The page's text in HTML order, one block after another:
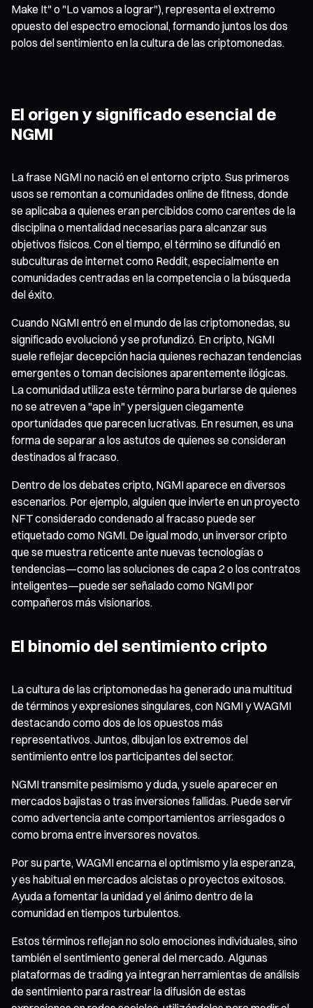
Make It" o "Lo vamos a lograr"), representa el extremo
opuesto del espectro emocional, formando juntos los dos
polos del sentimiento en la cultura de las criptomonedas.
El origen y significado esencial de
NGMI
La frase NGMI no nació en el entorno cripto. Sus primeros
usos se remontan a comunidades online de fitness, donde
se aplicaba a quienes eran percibidos como carentes de la
disciplina o mentalidad necesarias para alcanzar sus
objetivos físicos. Con el tiempo, el término se difundió en
subculturas de internet como Reddit, especialmente en
comunidades centradas en la competencia o la búsqueda
del éxito.
Cuando NGMI entró en el mundo de las criptomonedas, su
significado evolucionó y se profundizó. En cripto, NGMI
suele reflejar decepción hacia quienes rechazan tendencias
emergentes o toman decisiones aparentemente ilógicas.
La comunidad utiliza este término para burlarse de quienes
no se atreven a "ape in" y persiguen ciegamente
oportunidades que parecen lucrativas. En resumen, es una
forma de separar a los astutos de quienes se consideran
destinados al fracaso.
Dentro de los debates cripto, NGMI aparece en diversos
escenarios. Por ejemplo, alguien que invierte en un proyecto
NFT considerado condenado al fracaso puede ser
etiquetado como NGMI. De igual modo, un inversor cripto
que se muestra reticente ante nuevas tecnologías o
tendencias—como las soluciones de capa 2 o los contratos
inteligentes—puede ser señalado como NGMI por
compañeros más visionarios.
El binomio del sentimiento cripto
La cultura de las criptomonedas ha generado una multitud
de términos y expresiones singulares, con NGMI y WAGMI
destacando como dos de los opuestos más
representativos. Juntos, dibujan los extremos del
sentimiento entre los participantes del sector.
NGMI transmite pesimismo y duda, y suele aparecer en
mercados bajistas o tras inversiones fallidas. Puede servir
como advertencia ante comportamientos arriesgados o
como broma entre inversores novatos.
Por su parte, WAGMI encarna el optimismo y la esperanza,
y es habitual en mercados alcistas o proyectos exitosos.
Ayuda a fomentar la unidad y el ánimo dentro de la
comunidad en tiempos turbulentos.
Estos términos reflejan no solo emociones individuales, sino
también el sentimiento general del mercado. Algunas
plataformas de trading ya integran herramientas de análisis
de sentimiento para rastrear la difusión de estas